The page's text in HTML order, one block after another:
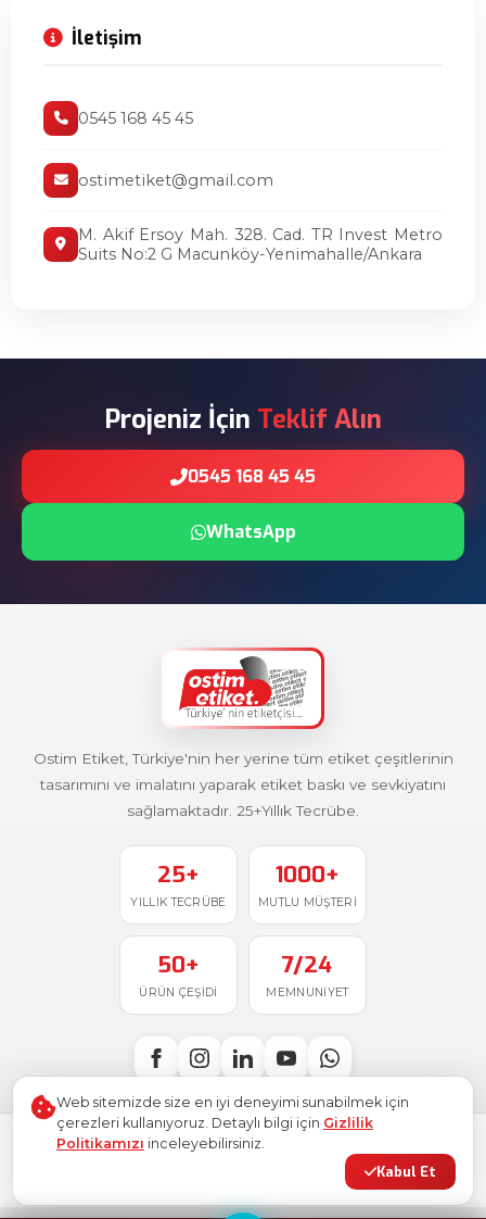
İletişim
0545 168 45 45
ostimetiket@gmail.com
M. Akif Ersoy Mah. 328. Cad. TR Invest Metro
Suits No:2 G Macunköy-Yenimahalle/Ankara
Projeniz İçin Teklif Alın
0545 168 45 45
WhatsApp
Ostim Etiket, Türkiye'nin her yerine tüm etiket çeşitlerinin
tasarımını ve imalatını yaparak etiket baskı ve sevkiyatını
sağlamaktadır. 25+Yıllık Tecrübe.
25+
YILLIK TECRÜBE
1000+
MUTLU MÜŞTERI
50+
ÜRÜN ÇEŞIDI
7/24
MEMNUNIYET
. Tüm hakları saklıdır.
Türkiye'de ile üretildi
Site Haritası
Web sitemizde size en iyi deneyimi sunabilmek için
çerezleri kullanıyoruz. Detaylı bilgi için Gizlilik
Politikamızı inceleyebilirsiniz.
Kabul Et